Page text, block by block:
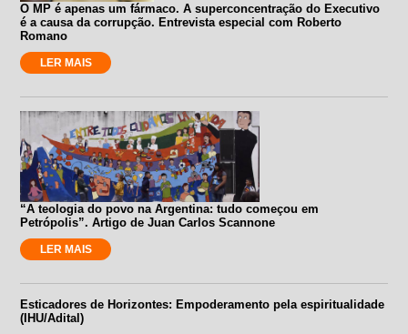
O MP é apenas um fármaco. A superconcentração do Executivo
é a causa da corrupção. Entrevista especial com Roberto
Romano
LER MAIS
“A teologia do povo na Argentina: tudo começou em
Petrópolis”. Artigo de Juan Carlos Scannone
LER MAIS
Esticadores de Horizontes: Empoderamento pela espiritualidade
(IHU/Adital)